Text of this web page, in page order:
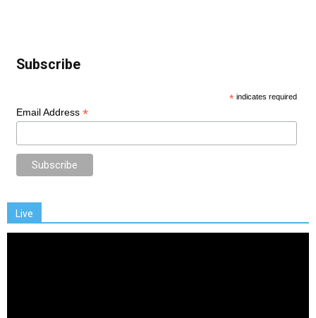
Subscribe
* indicates required
Email Address *
Live